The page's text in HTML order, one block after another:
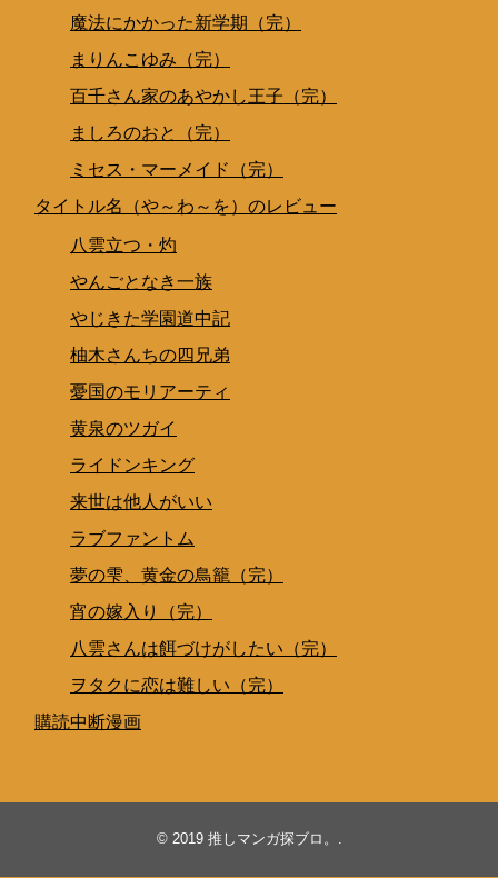
魔法にかかった新学期（完）
まりんこゆみ（完）
百千さん家のあやかし王子（完）
ましろのおと（完）
ミセス・マーメイド（完）
タイトル名（や～わ～を）のレビュー
八雲立つ・灼
やんごとなき一族
やじきた学園道中記
柚木さんちの四兄弟
憂国のモリアーティ
黄泉のツガイ
ライドンキング
来世は他人がいい
ラブファントム
夢の雫、黄金の鳥籠（完）
宵の嫁入り（完）
八雲さんは餌づけがしたい（完）
ヲタクに恋は難しい（完）
購読中断漫画
© 2019 推しマンガ探ブロ。